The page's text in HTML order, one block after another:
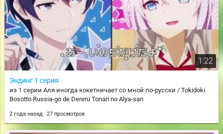
1:22
Эндинг 1 серия
из 1 серии Аля иногда кокетничает со мной по-русски / Tokidoki
Bosotto Russia-go de Dereru Tonari no Alya-san
2 года назад 27 просмотров